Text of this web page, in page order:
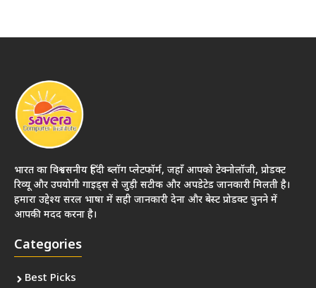
भारत का विश्वसनीय हिंदी ब्लॉग प्लेटफॉर्म, जहाँ आपको टेक्नोलॉजी, प्रोडक्ट
रिव्यू और उपयोगी गाइड्स से जुड़ी सटीक और अपडेटेड जानकारी मिलती है।
हमारा उद्देश्य सरल भाषा में सही जानकारी देना और बेस्ट प्रोडक्ट चुनने में
आपकी मदद करना है।
Categories
Best Picks